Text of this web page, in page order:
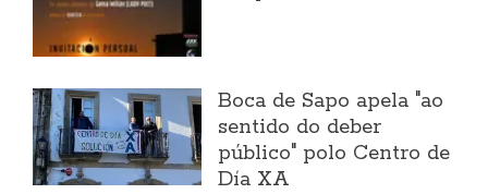
Boca de Sapo apela "ao
sentido do deber
público" polo Centro de
Día XA